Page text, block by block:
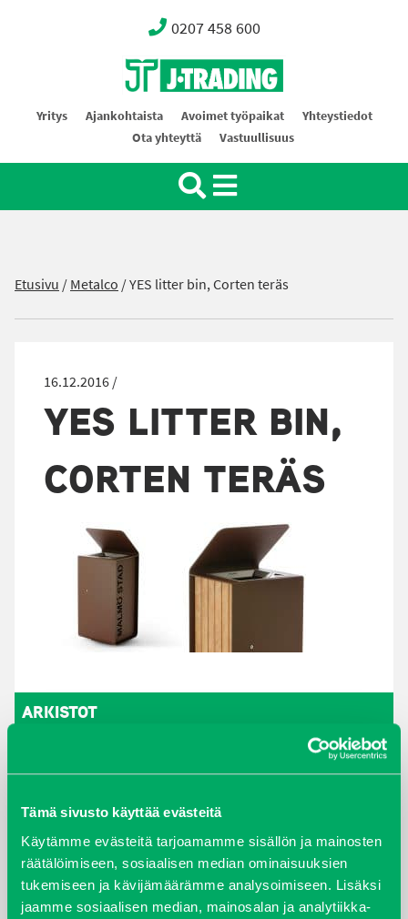
Tämä sivusto käyttää evästeitä
Käytämme evästeitä tarjoamamme sisällön ja mainosten
räätälöimiseen, sosiaalisen median ominaisuuksien
tukemiseen ja kävijämäärämme analysoimiseen. Lisäksi
jaamme sosiaalisen median, mainosalan ja analytiikka-
0207 458 600
Oy J-Trading Ab
Yritys Ajankohtaista Avoimet työpaikat
Yhteystiedot
Ota yhteyttä
Vastuullisuus
Etusivu /Metalco /YES litter bin, Corten teräs
16.12.2016 /
YES LITTER BIN,
CORTEN TERÄS
ARKISTOT
syyskuu 2023
joulukuu 2022